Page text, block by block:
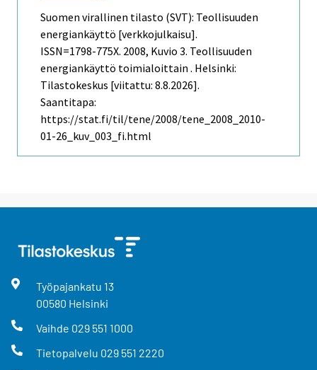
Suomen virallinen tilasto (SVT): Teollisuuden
energiankäyttö [verkkojulkaisu].
ISSN=1798-775X. 2008, Kuvio 3. Teollisuuden
energiankäyttö toimialoittain . Helsinki:
Tilastokeskus [viitattu: 8.8.2026].
Saantitapa:
https://stat.fi/til/tene/2008/tene_2008_2010-
01-26_kuv_003_fi.html
Työpajankatu 13
00580 Helsinki
Vaihde 029 551 1000
Tietopalvelu 029 551 2220